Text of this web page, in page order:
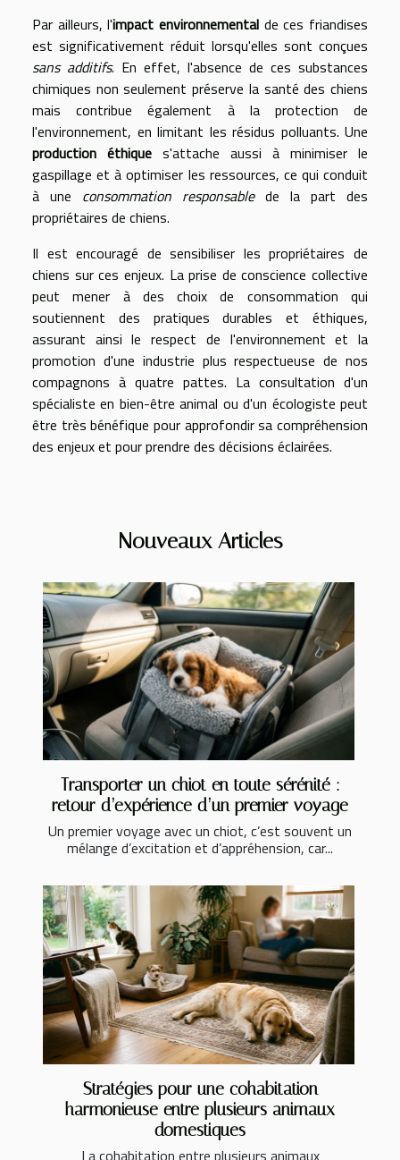
Par ailleurs, l'impact environnemental de ces friandises
est significativement réduit lorsqu'elles sont conçues
sans additifs. En effet, l'absence de ces substances
chimiques non seulement préserve la santé des chiens
mais contribue également à la protection de
l'environnement, en limitant les résidus polluants. Une
production éthique s'attache aussi à minimiser le
gaspillage et à optimiser les ressources, ce qui conduit
à une consommation responsablede la part des
propriétaires de chiens.
Il est encouragé de sensibiliser les propriétaires de
chiens sur ces enjeux. La prise de conscience collective
peut mener à des choix de consommation qui
soutiennent des pratiques durables et éthiques,
assurant ainsi le respect de l'environnement et la
promotion d'une industrie plus respectueuse de nos
compagnons à quatre pattes. La consultation d'un
spécialiste en bien-être animal ou d'un écologiste peut
être très bénéfique pour approfondir sa compréhension
des enjeux et pour prendre des décisions éclairées.
Nouveaux Articles
Transporter un chiot en toute sérénité :
retour d’expérience d’un premier voyage
Un premier voyage avec un chiot, c’est souvent un
mélange d’excitation et d’appréhension, car...
Stratégies pour une cohabitation
harmonieuse entre plusieurs animaux
domestiques
La cohabitation entre plusieurs animaux